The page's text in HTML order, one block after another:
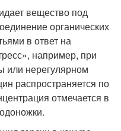
вещество под
органических
в ответ на
например, при
или нерегулярном
распространяется по
отмечается в